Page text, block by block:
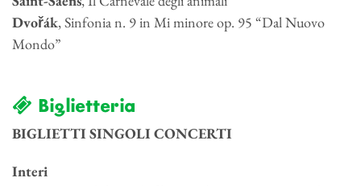
Dvořák, Sinfonia n. 9 in Mi minore op. 95 “Dal Nuovo
Mondo”
Biglietteria
BIGLIETTI SINGOLI CONCERTI
Interi